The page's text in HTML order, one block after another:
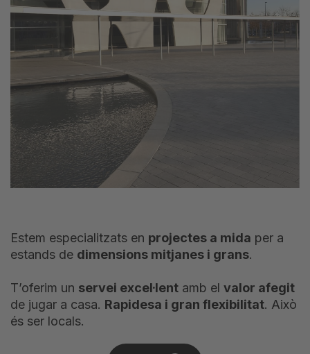
Estem especialitzats en projectes a mida per a
estands de dimensions mitjanes i grans.
T’oferim un servei excel·lent amb el valor afegit
de jugar a casa. Rapidesa i gran flexibilitat. Això
és ser locals.